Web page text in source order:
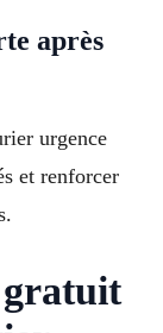
après
urgence
et renforcer
gratuit